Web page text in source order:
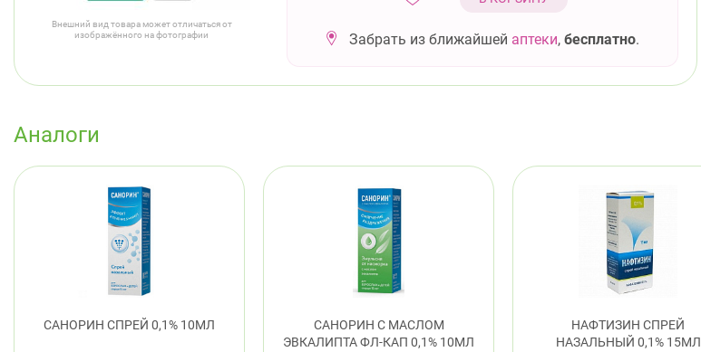
Внешний вид товара может отличаться от
изображённого на фотографии
Забрать из ближайшей аптеки, бесплатно.
Аналоги
САНОРИН СПРЕЙ 0,1% 10МЛ
САНОРИН С МАСЛОМ
ЭВКАЛИПТА ФЛ-КАП 0,1% 10МЛ
НАФТИЗИН СПРЕЙ
НАЗАЛЬНЫЙ 0,1% 15МЛ